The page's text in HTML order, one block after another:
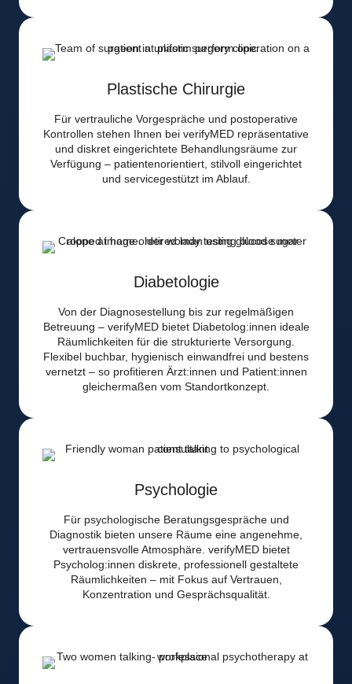
Plastische Chirurgie
Für vertrauliche Vorgespräche und postoperative
Kontrollen stehen Ihnen bei verifyMED repräsentative
und diskret eingerichtete Behandlungsräume zur
Verfügung – patientenorientiert, stilvoll eingerichtet
und servicegestützt im Ablauf.
Diabetologie
Von der Diagnosestellung bis zur regelmäßigen
Betreuung – verifyMED bietet Diabetolog:innen ideale
Räumlichkeiten für die strukturierte Versorgung.
Flexibel buchbar, hygienisch einwandfrei und bestens
vernetzt – so profitieren Ärzt:innen und Patient:innen
gleichermaßen vom Standortkonzept.
Psychologie
Für psychologische Beratungsgespräche und
Diagnostik bieten unsere Räume eine angenehme,
vertrauensvolle Atmosphäre. verifyMED bietet
Psycholog:innen diskrete, professionell gestaltete
Räumlichkeiten – mit Fokus auf Vertrauen,
Konzentration und Gesprächsqualität.